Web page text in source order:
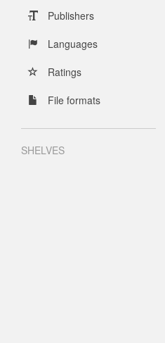
Publishers
Languages
Ratings
File formats
SHELVES